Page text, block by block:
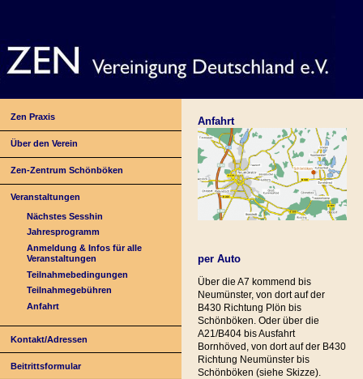
Zen Praxis
Über den Verein
Zen-Zentrum Schönböken
Veranstaltungen
Nächstes Sesshin
Jahresprogramm
Anmeldung & Infos für alle
Veranstaltungen
Teilnahmebedingungen
Teilnahmegebühren
Anfahrt
Kontakt/Adressen
Beitrittsformular
Anfahrt
per Auto
Über die A7 kommend bis
Neumünster, von dort auf der
B430 Richtung Plön bis
Schönböken. Oder über die
A21/B404 bis Ausfahrt
Bornhöved, von dort auf der B430
Richtung Neumünster bis
Schönböken (siehe Skizze).